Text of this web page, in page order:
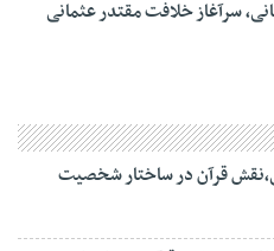
سرآغاز خلافت مقتدر عثمانی
قرآن در ساختار شخصیت